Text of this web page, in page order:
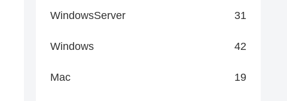
WindowsServer 31
Windows 42
Mac 19